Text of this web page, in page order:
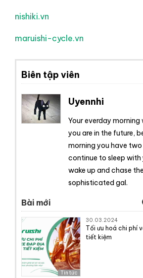
nishiki.vn
maruishi-cycle.vn
Biên tập viên
Uyennhi
Your everday morning
you are in the future,
morning you have
continue to sleep with
wake up and chase
sophisticated gal.
Bài mới
Tin tức
30.03.2024
Tối ưu hoá chi phí
tiết kiệm